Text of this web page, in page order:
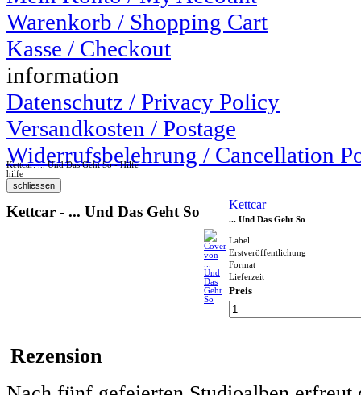
Warenkorb / Shopping Cart
Kasse / Checkout
information
Datenschutz / Privacy Policy
Versandkosten / Postage
Widerrufsbelehrung / Cancellation
Kettcar: ... Und Das Geht So - Hilfe
hilfe
Kettcar - ... Und Das Geht So Kettcar
... Und Das Geht So
Label
Erstveröffentlichung
Format
Lieferzeit
Preis
Rezension